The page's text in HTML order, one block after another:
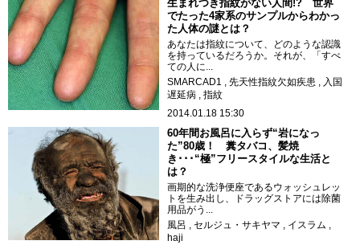
生まれつき指紋がない人間!? 世界
でたった4家系のサンプルからわかっ
た人体の謎とは？
あなたは指紋について、どのような認識
を持っているだろうか。それが、「すべ
ての人に...
SMARCAD1
先天性指紋欠如疾患
入国
遅延病
指紋
2014.01.18 15:30
60年間お風呂に入らず“岩になっ
た”80歳！ 糞タバコ、髪焼
き･･･“極”フリースタイルな生活と
は？
画期的な洗浄便座であるウォッシュレッ
トを生み出し、ドラッグストアには除菌
用品がう...
風呂
セルジュ・サキヤマ
イスラム
haji